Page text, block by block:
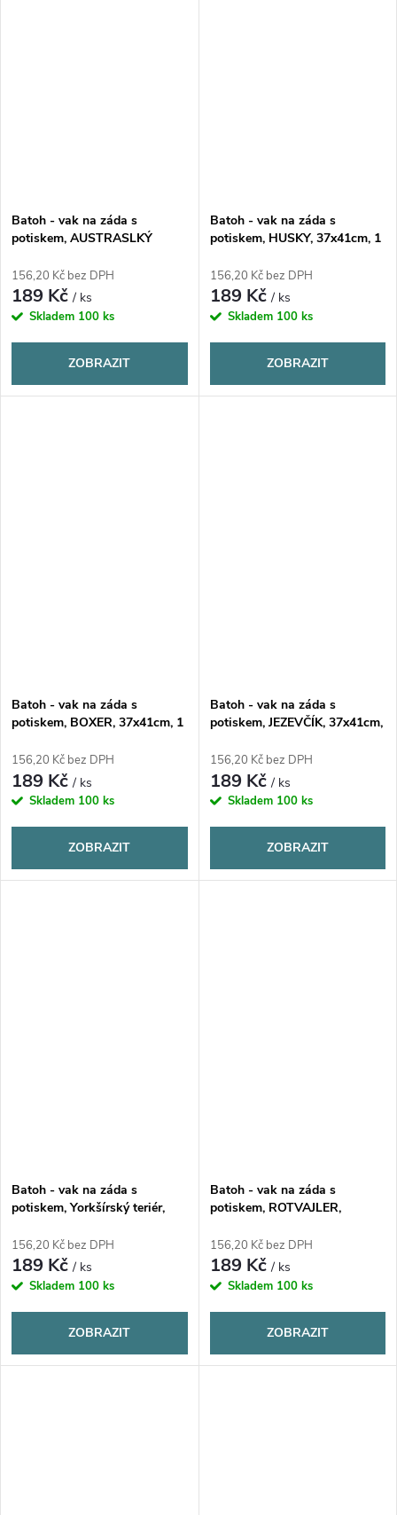
Batoh - vak na záda s
potiskem, AUSTRASLKÝ
37x41cm, 1 kus
156,20 Kč bez DPH
189 Kč/ ks
Skladem 100 ks
ZOBRAZIT
Batoh - vak na záda s
potiskem, HUSKY, 37x41cm, 1
156,20 Kč bez DPH
189 Kč/ ks
Skladem 100 ks
ZOBRAZIT
Batoh - vak na záda s
potiskem, BOXER, 37x41cm, 1
156,20 Kč bez DPH
189 Kč/ ks
Skladem 100 ks
ZOBRAZIT
Batoh - vak na záda s
potiskem, JEZEVČÍK, 37x41cm,
156,20 Kč bez DPH
189 Kč/ ks
Skladem 100 ks
ZOBRAZIT
Batoh - vak na záda s
potiskem, Yorkšírský teriér,
156,20 Kč bez DPH
189 Kč/ ks
Skladem 100 ks
ZOBRAZIT
Batoh - vak na záda s
potiskem, ROTVAJLER,
156,20 Kč bez DPH
189 Kč/ ks
Skladem 100 ks
ZOBRAZIT